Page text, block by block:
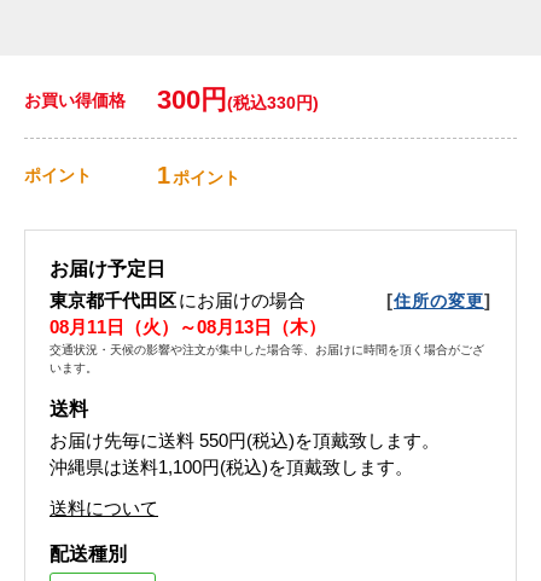
お買い得価格 300円 (税込330円)
ポイント 1ポイント
お届け予定日
東京都千代田区にお届けの場合 [住所の変更]
08月11日（火）～08月13日（木）
交通状況・天候の影響や注文が集中した場合等、お届けに時間を頂く場合がござ
います。
送料
お届け先毎に送料 550円(税込)を頂戴致します。
沖縄県は送料1,100円(税込)を頂戴致します。
送料について
配送種別